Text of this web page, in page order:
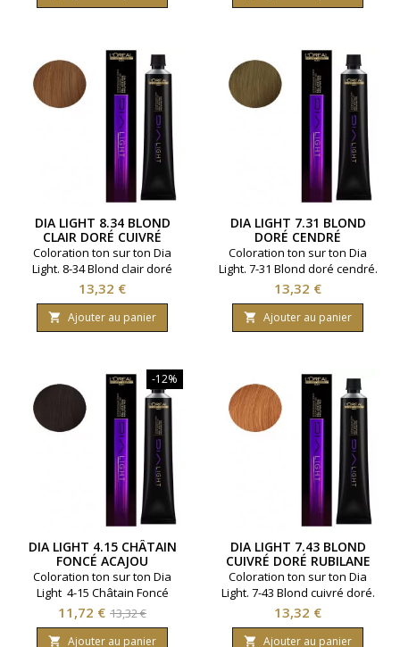
Contenance : 50 ml.
Contenance : 50 ml.
DIA LIGHT 8.34 BLOND
CLAIR DORÉ CUIVRÉ
Coloration ton sur ton Dia
Light. 8-34 Blond clair doré
cuivré. Teinte ravivant la
couleur naturelle. Marque
L'Oreal Professionnel.
Contenance : 50 ml.
Prix
13,32 €
 Ajouter au panier
DIA LIGHT 7.31 BLOND
DORÉ CENDRÉ
Coloration ton sur ton Dia
Light. 7-31 Blond doré cendré.
Teinte ravivant la couleur
naturelle. Marque L'Oreal
Professionnel. Contenance :
50 ml.
Prix
13,32 €
 Ajouter au panier
-12%
DIA LIGHT 4.15 CHÂTAIN
FONCÉ ACAJOU
Coloration ton sur ton Dia
Light 4-15 Châtain Foncé
Acajou Teinte marron ton
froid. Marque L'Oreal
Professionnel. Contenance :
Prix
11,72 € Prix
de
13,32 €
 Ajouter au panier
DIA LIGHT 7.43 BLOND
CUIVRÉ DORÉ RUBILANE
Coloration ton sur ton Dia
Light. 7-43 Blond cuivré doré.
Teinte aux reflets chauds ou
froids. Marque L'Oreal
Professionnel. Contenance :
Prix
13,32 €
 Ajouter au panier